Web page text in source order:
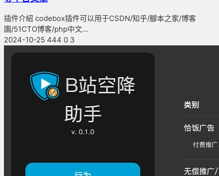
插件介紹 codebox插件可以用于CSDN/知乎/腳本之家/博客
園/51CTO博客/php中文...
2024-10-25 444 0 3